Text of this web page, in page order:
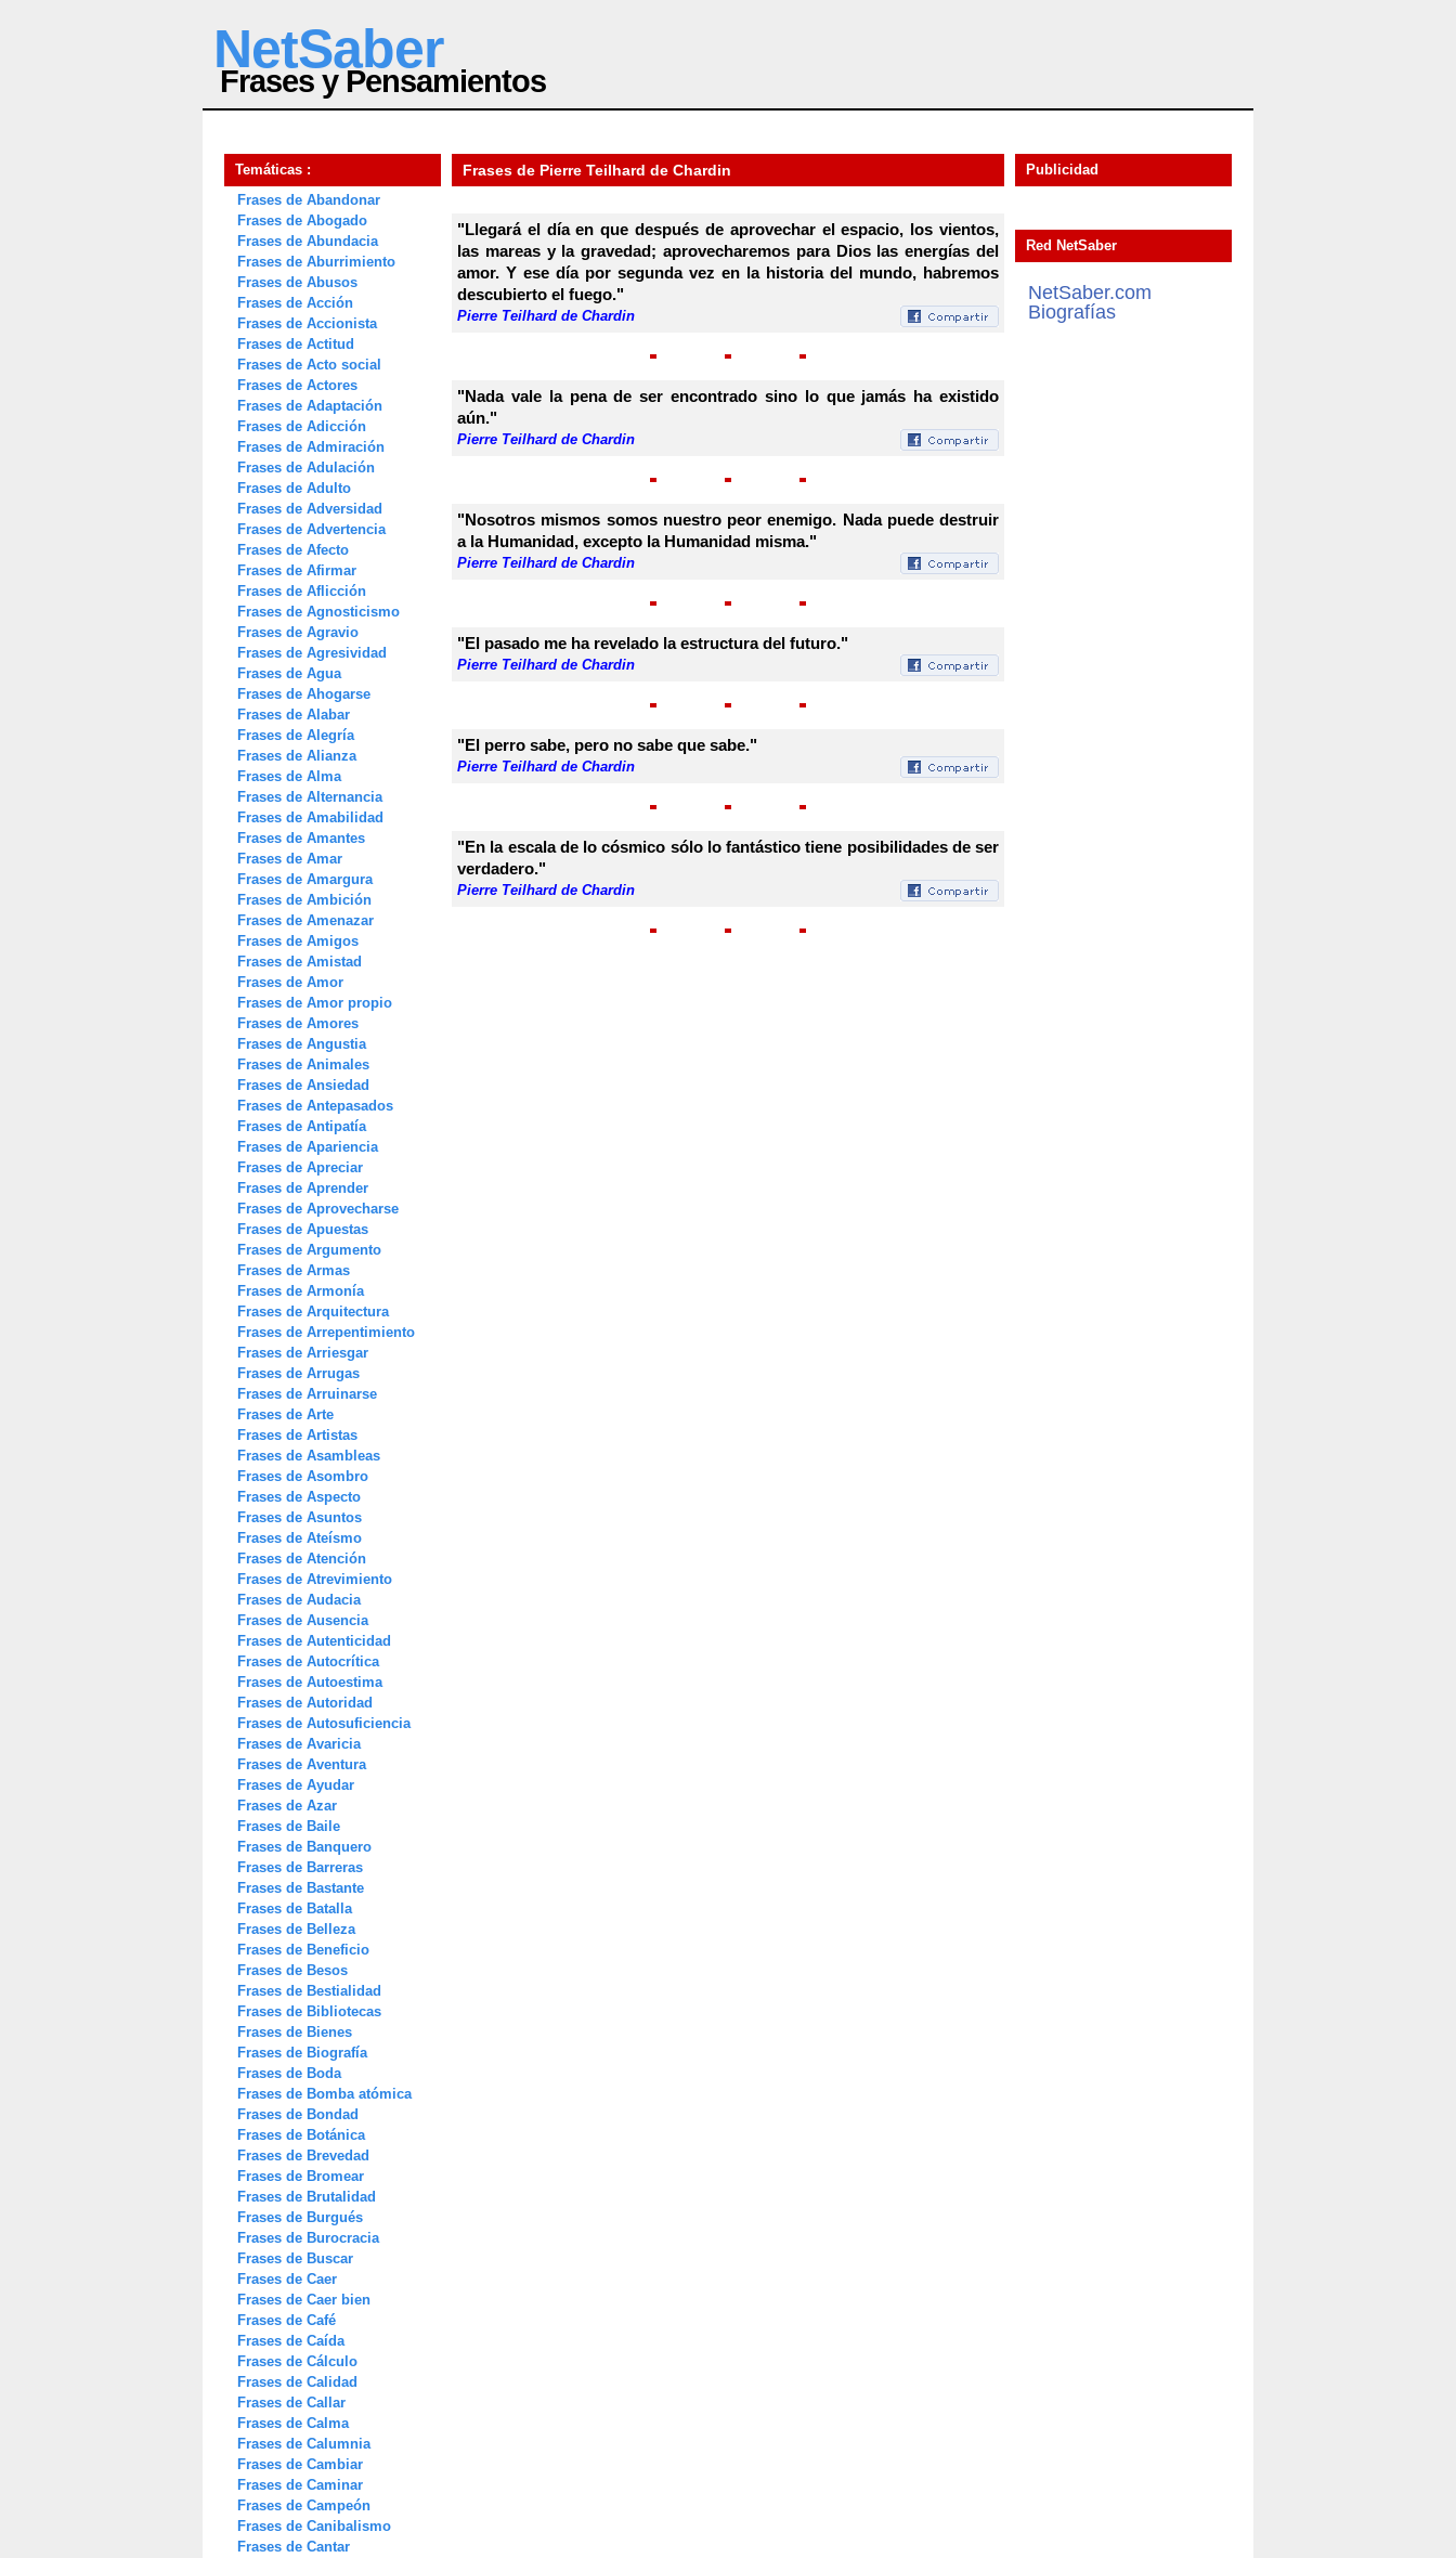
NetSaber
Frases y Pensamientos
Temáticas :
Frases de Abandonar
Frases de Abogado
Frases de Abundacia
Frases de Aburrimiento
Frases de Abusos
Frases de Acción
Frases de Accionista
Frases de Actitud
Frases de Acto social
Frases de Actores
Frases de Adaptación
Frases de Adicción
Frases de Admiración
Frases de Adulación
Frases de Adulto
Frases de Adversidad
Frases de Advertencia
Frases de Afecto
Frases de Afirmar
Frases de Aflicción
Frases de Agnosticismo
Frases de Agravio
Frases de Agresividad
Frases de Agua
Frases de Ahogarse
Frases de Alabar
Frases de Alegría
Frases de Alianza
Frases de Alma
Frases de Alternancia
Frases de Amabilidad
Frases de Amantes
Frases de Amar
Frases de Amargura
Frases de Ambición
Frases de Amenazar
Frases de Amigos
Frases de Amistad
Frases de Amor
Frases de Amor propio
Frases de Amores
Frases de Angustia
Frases de Animales
Frases de Ansiedad
Frases de Antepasados
Frases de Antipatía
Frases de Apariencia
Frases de Apreciar
Frases de Aprender
Frases de Aprovecharse
Frases de Apuestas
Frases de Argumento
Frases de Armas
Frases de Armonía
Frases de Arquitectura
Frases de Arrepentimiento
Frases de Arriesgar
Frases de Arrugas
Frases de Arruinarse
Frases de Arte
Frases de Artistas
Frases de Asambleas
Frases de Asombro
Frases de Aspecto
Frases de Asuntos
Frases de Ateísmo
Frases de Atención
Frases de Atrevimiento
Frases de Audacia
Frases de Ausencia
Frases de Autenticidad
Frases de Autocrítica
Frases de Autoestima
Frases de Autoridad
Frases de Autosuficiencia
Frases de Avaricia
Frases de Aventura
Frases de Ayudar
Frases de Azar
Frases de Baile
Frases de Banquero
Frases de Barreras
Frases de Bastante
Frases de Batalla
Frases de Belleza
Frases de Beneficio
Frases de Besos
Frases de Bestialidad
Frases de Bibliotecas
Frases de Bienes
Frases de Biografía
Frases de Boda
Frases de Bomba atómica
Frases de Bondad
Frases de Botánica
Frases de Brevedad
Frases de Bromear
Frases de Brutalidad
Frases de Burgués
Frases de Burocracia
Frases de Buscar
Frases de Caer
Frases de Caer bien
Frases de Café
Frases de Caída
Frases de Cálculo
Frases de Calidad
Frases de Callar
Frases de Calma
Frases de Calumnia
Frases de Cambiar
Frases de Caminar
Frases de Campeón
Frases de Canibalismo
Frases de Cantar
Frases de Pierre Teilhard de Chardin
"Llegará el día en que después de aprovechar el espacio, los vientos,
las mareas y la gravedad; aprovecharemos para Dios las energías del
amor. Y ese día por segunda vez en la historia del mundo, habremos
descubierto el fuego."
Pierre Teilhard de Chardin
"Nada vale la pena de ser encontrado sino lo que jamás ha existido
aún."
Pierre Teilhard de Chardin
"Nosotros mismos somos nuestro peor enemigo. Nada puede destruir
a la Humanidad, excepto la Humanidad misma."
Pierre Teilhard de Chardin
"El pasado me ha revelado la estructura del futuro."
Pierre Teilhard de Chardin
"El perro sabe, pero no sabe que sabe."
Pierre Teilhard de Chardin
"En la escala de lo cósmico sólo lo fantástico tiene posibilidades de ser
verdadero."
Pierre Teilhard de Chardin
Publicidad
Red NetSaber
NetSaber.com
Biografías